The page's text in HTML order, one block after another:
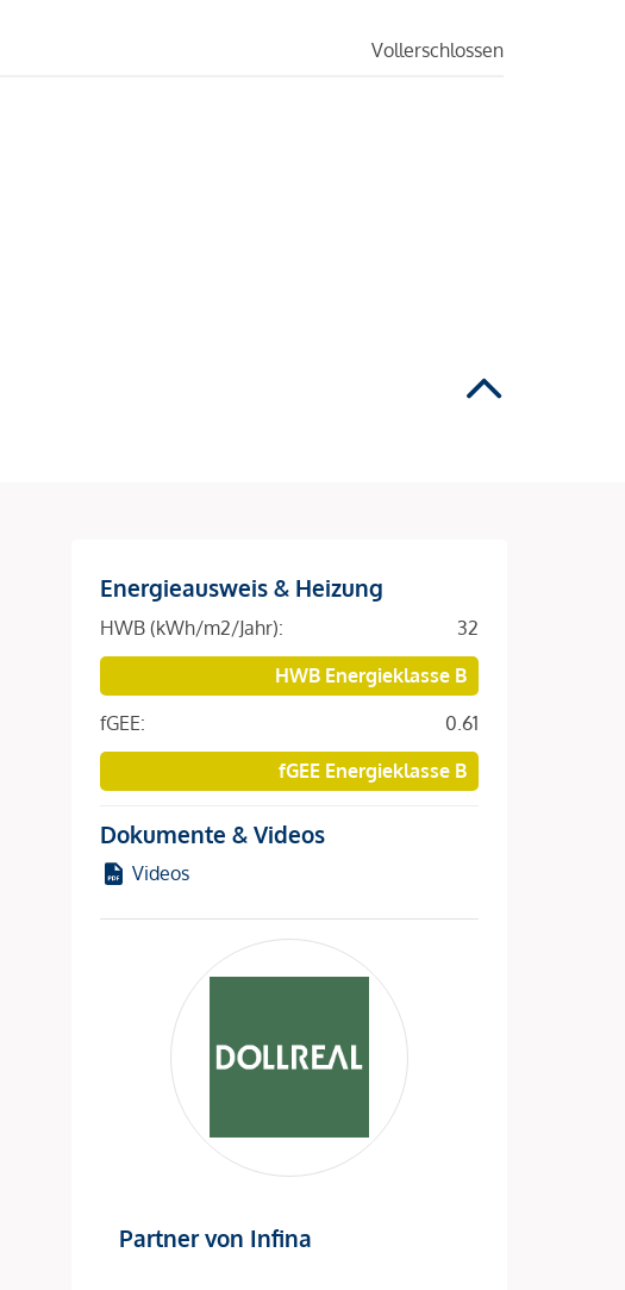
Vollerschlossen
Energieausweis & Heizung
HWB (kWh/m2/Jahr):
32
HWB Energieklasse B
fGEE:
0.61
fGEE Energieklasse B
Dokumente & Videos
Videos
Partner von Infina